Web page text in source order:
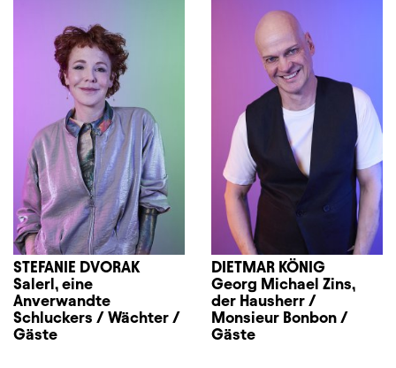
STEFANIE DVORAK
Salerl, eine
Anverwandte
Schluckers / Wächter /
Gäste
DIETMAR KÖNIG
Georg Michael Zins,
der Hausherr /
Monsieur Bonbon /
Gäste